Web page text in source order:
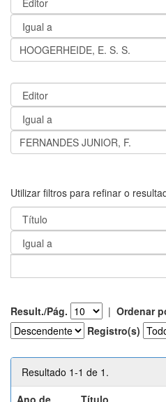
Utilizar filtros para refinar o
Result./Pág. | Ordenar
Registro(s)
Resultado 1-1 de 1.
Ano de
Título